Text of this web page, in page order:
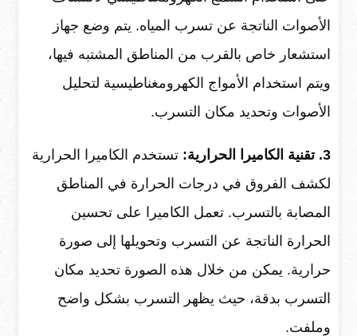
الأصوات الناتجة عن تسرب المياه. يتم وضع جهاز
استشعار خاص بالقرب من المناطق المشتبه فيها،
ويتم استخدام الأمواج الكهرومغناطيسية لتحليل
الأصوات وتحديد مكان التسرب.
3. تقنية الكاميرا الحرارية:
تستخدم الكاميرا الحرارية
لكشف الفروق في درجات الحرارة في المناطق
المصابة بالتسرب. تعمل الكاميرا على تحسين
الحرارة الناتجة عن التسرب وتحويلها إلى صورة
حرارية. يمكن من خلال هذه الصورة تحديد مكان
التسرب بدقة، حيث يظهر التسرب بشكل واضح
وملفت.